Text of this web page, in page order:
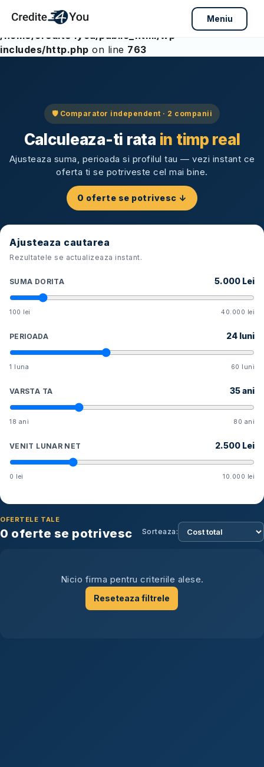
Warning: Array to string conversion in
/home/credite4you/public_html/wp-
includes/http.php on line 763
Meniu
🛡 Comparator independent · 2 companii
Calculeaza-ti rata in timp real
Ajusteaza suma, perioada si profilul tau — vezi instant ce
oferta ti se potriveste cel mai bine.
0 oferte se potrivesc ↓
Ajusteaza cautarea
Rezultatele se actualizeaza instant.
SUMA DORITA 5.000 Lei
100 lei 40.000 lei
PERIOADA 24 luni
1 luna 60 luni
VARSTA TA 35ani
18 ani 80 ani
VENIT LUNAR NET 2.500 Lei
0 lei 10.000 lei
OFERTELE TALE
0 oferte se potrivesc Sorteaza:
Nicio firma pentru criteriile alese.
Reseteaza filtrele